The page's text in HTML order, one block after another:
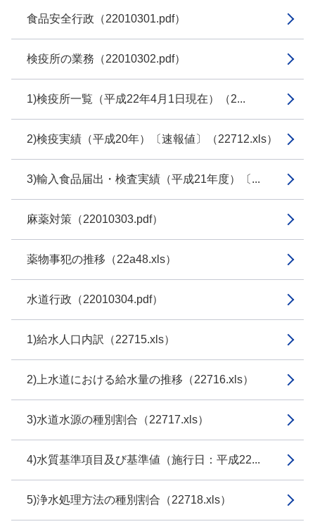
食品安全行政（22010301.pdf）
検疫所の業務（22010302.pdf）
1)検疫所一覧（平成22年4月1日現在）（2...
2)検疫実績（平成20年）〔速報値〕（22712.xls）
3)輸入食品届出・検査実績（平成21年度）〔...
麻薬対策（22010303.pdf）
薬物事犯の推移（22a48.xls）
水道行政（22010304.pdf）
1)給水人口内訳（22715.xls）
2)上水道における給水量の推移（22716.xls）
3)水道水源の種別割合（22717.xls）
4)水質基準項目及び基準値（施行日：平成22...
5)浄水処理方法の種別割合（22718.xls）